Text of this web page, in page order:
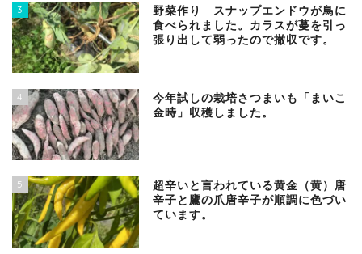
3
野菜作り スナップエンドウが鳥に
食べられました。カラスが蔓を引っ
張り出して弱ったので撤収です。
4
今年試しの栽培さつまいも「まいこ
金時」収穫しました。
5
超辛いと言われている黄金（黄）唐
辛子と鷹の爪唐辛子が順調に色づい
ています。